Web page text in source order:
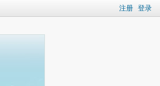
注册 登录